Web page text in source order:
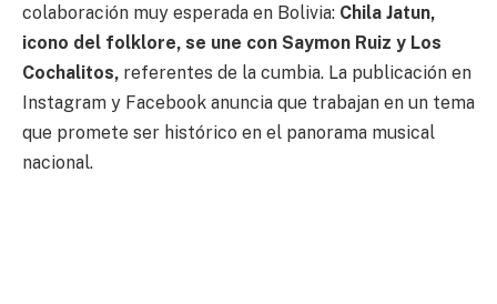
colaboración muy esperada en Bolivia: Chila Jatun,
icono del folklore, se une con Saymon Ruiz y Los
Cochalitos, referentes de la cumbia. La publicación en
Instagram y Facebook anuncia que trabajan en un tema
que promete ser histórico en el panorama musical
nacional.